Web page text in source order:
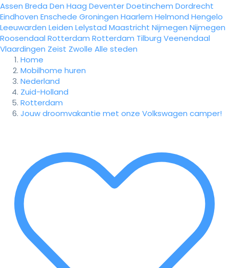
Assen Breda Den Haag DeventerDoetinchem Dordrecht
Eindhoven Enschede Groningen Haarlem Helmond Hengelo
Leeuwarden Leiden Lelystad Maastricht Nijmegen Nijmegen
Roosendaal Rotterdam Rotterdam Tilburg Veenendaal
Vlaardingen Zeist Zwolle Alle steden
Home
Mobilhome huren
Nederland
Zuid-Holland
Rotterdam
Jouw droomvakantie met onze Volkswagen camper!